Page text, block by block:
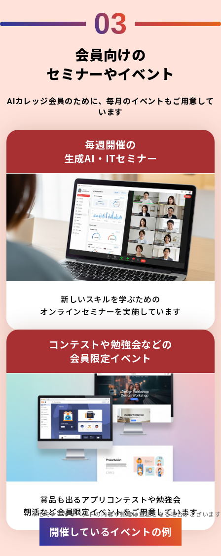
03
会員向けの
セミナーやイベント
AIカレッジ会員のために、毎月のイベントもご用意して
います
毎週開催の
生成AI・ITセミナー
新しいスキルを学ぶための
オンラインセミナーを実施しています
コンテストや勉強会などの
会員限定イベント
賞品も出るアプリコンテストや勉強会
朝活など会員限定イベントをご用意しています
※セミナーやイベントの内容や頻度は変更となる場合がございます
開催しているイベントの例